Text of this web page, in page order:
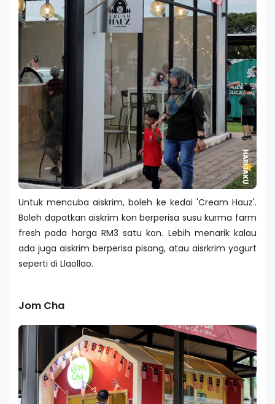
Untuk mencuba aiskrim, boleh ke kedai 'Cream Hauz'.
Boleh dapatkan aiskrim kon berperisa susu kurma farm
fresh pada harga RM3 satu kon. Lebih menarik kalau
ada juga aiskrim berperisa pisang, atau aisrkrim yogurt
seperti di Llaollao.
Jom Cha